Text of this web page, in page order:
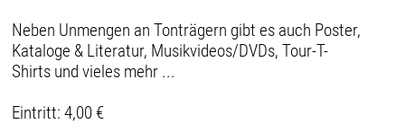
Neben Unmengen an Tonträgern gibt es auch Poster,
Kataloge & Literatur, Musikvideos/DVDs, Tour-T-
Shirts und vieles mehr ...
Eintritt: 4,00 €